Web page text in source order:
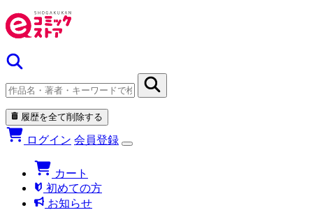
履歴を全て削除する
ログイン 会員登録
カート
初めての方
お知らせ